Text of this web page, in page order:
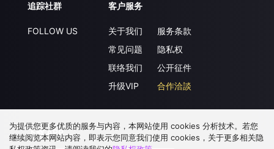
追踪社群
FOLLOW US
客户服务
关于我们
常见问题
联络我们
升级VIP
服务条款
隐私权
公开征件
合作洽談
下载 APP
为提供您更多优质的服务与内容，本网站使用 cookies 分析技术。若您
继续阅览本网站内容，即表示您同意我们使用 cookies，关于更多相关隐